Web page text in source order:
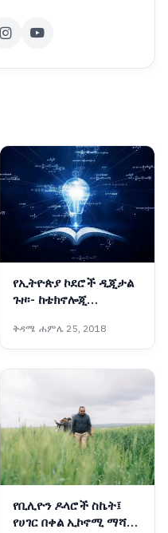
የኢትዮጵያ ኮደሮች ዲጂታል
ጉዞ፡- ከቴክኖሎጂ
ቅዳሜ ሐምሌ 25, 2018
የቢሊዮን ዶላሮች ስኬት፤
የሀገር በቀል ኢኮኖሚ ማሻሻያ